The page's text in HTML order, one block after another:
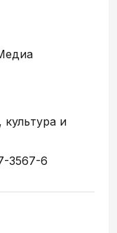
культура и
3567-6